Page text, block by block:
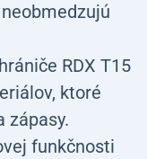
RDX T15
ktoré
zápasy.
funkčnosti